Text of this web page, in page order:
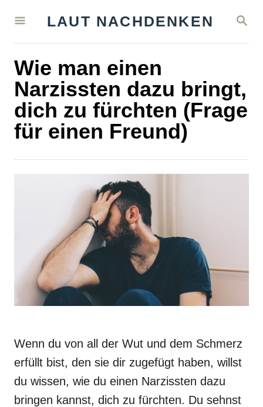
S
A
H
LAUT NACHDENKEN
Wie man einen
Narzissten dazu bringt,
dich zu fürchten (Frage
für einen Freund)
Wenn du von all der Wut und dem Schmerz
erfüllt bist, den sie dir zugefügt haben, willst
du wissen, wie du einen Narzissten dazu
bringen kannst, dich zu fürchten. Du sehnst